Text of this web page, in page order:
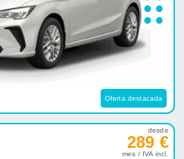
Oferta destacada
desde
289 €
mes / IVA incl.